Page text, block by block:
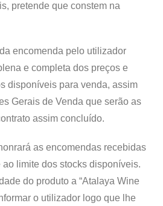
pretende que constem na
encomenda pelo utilizador
e completa dos preços e
disponíveis para venda, assim
Gerais de Venda que serão as
assim concluído.
as encomendas recebidas
limite dos stocks disponíveis.
do produto a “Atalaya Wine
o utilizador logo que lhe